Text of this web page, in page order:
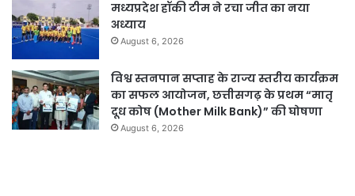
मध्यप्रदेश हॉकी टीम ने रचा जीत का नया
अध्याय
August 6, 2026
विश्व स्तनपान सप्ताह के राज्य स्तरीय कार्यक्रम
का सफल आयोजन, छत्तीसगढ़ के प्रथम “मातृ
दूध कोष (Mother Milk Bank)” की घोषणा
August 6, 2026